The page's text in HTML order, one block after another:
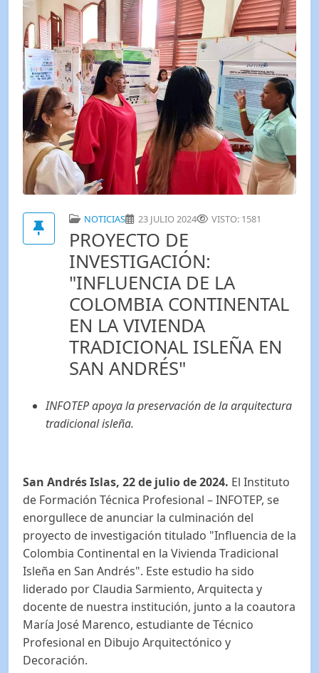
NOTICIAS 23 JULIO 2024 VISTO: 1581
PROYECTO DE
INVESTIGACIÓN:
"INFLUENCIA DE LA
COLOMBIA CONTINENTAL
EN LA VIVIENDA
TRADICIONAL ISLEÑA EN
SAN ANDRÉS"
INFOTEP apoya la preservación de la arquitectura
tradicional isleña.
San Andrés Islas, 22 de julio de 2024. El Instituto
de Formación Técnica Profesional – INFOTEP, se
enorgullece de anunciar la culminación del
proyecto de investigación titulado "Influencia de la
Colombia Continental en la Vivienda Tradicional
Isleña en San Andrés". Este estudio ha sido
liderado por Claudia Sarmiento, Arquitecta y
docente de nuestra institución, junto a la coautora
María José Marenco, estudiante de Técnico
Profesional en Dibujo Arquitectónico y
Decoración.